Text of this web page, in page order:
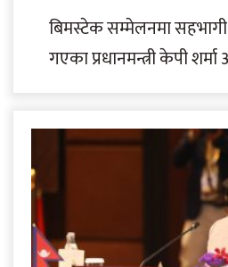
बिमस्टेक सम्मेलनमा
गएका प्रधानमन्त्री केपी